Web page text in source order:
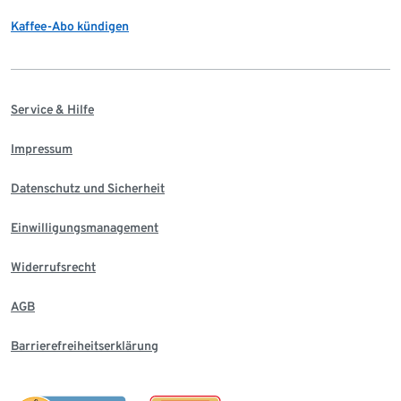
Kaffee-Abo kündigen
Service & Hilfe
Impressum
Datenschutz und Sicherheit
Einwilligungsmanagement
Widerrufsrecht
AGB
Barrierefreiheitserklärung